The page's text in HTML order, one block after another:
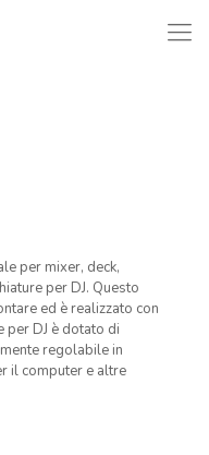
per mixer, deck,
per DJ. Questo
ed è realizzato con
DJ è dotato di
regolabile in
il computer e altre